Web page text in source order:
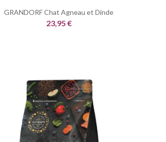
GRANDORF Chat Agneau et Dinde
23,95 €